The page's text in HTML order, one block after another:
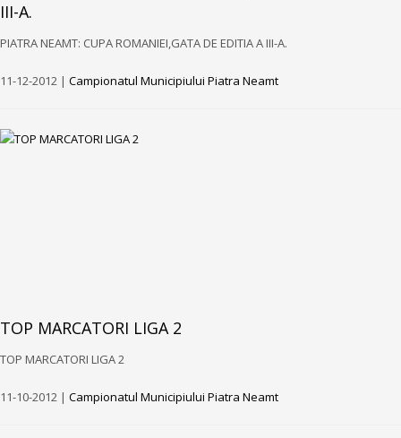
III-A.
PIATRA NEAMT: CUPA ROMANIEI,GATA DE EDITIA A III-A.
11-12-2012 | Campionatul Municipiului Piatra Neamt
TOP MARCATORI LIGA 2
TOP MARCATORI LIGA 2
11-10-2012 | Campionatul Municipiului Piatra Neamt